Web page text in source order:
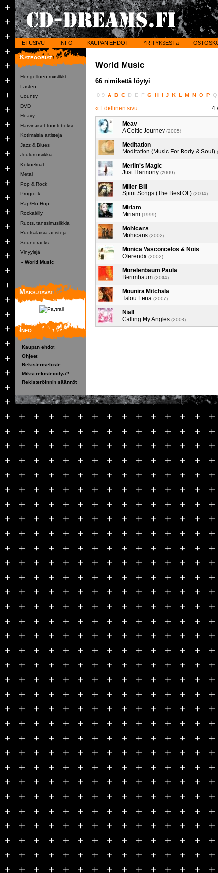
ETUSIVU INFO KAUPAN EHDOT YRITYKSESTä
Kategoriat
Hengellinen musiikki
Lasten
Country
DVD
Heavy
Harvinaiset tuonti-boksit
Kotimaisia artisteja
Jazz & Blues
Joulumusiikkia
Kokoelmat
Metal
Pop & Rock
Progrock
Rap/Hip Hop
Rockabilly
Ruots. tanssimusiikkia
Ruotsalaisia artisteja
Soundtracks
Vinyylejä
» World Music
Maksutavat
Info
Kaupan ehdot
Ohjeet
Rekisteriseloste
Miksi rekisteröityä?
Rekisteröinnin säännöt
World Music
66 nimikettä löytyi
0-9 A B C D E F G H I J K L M N O P Q
« Edellinen sivu 4/
Meav
A Celtic Journey (2005)
Meditation
Meditation (Music For Body & Soul)
Merlin's Magic
Just Harmony (2009)
Miller Bill
Spirit Songs (The Best Of ) (2004)
Miriam
Miriam (1999)
Mohicans
Mohicans (2002)
Monica Vasconcelos & Nois
Oferenda (2002)
Morelenbaum Paula
Berimbaum (2004)
Mounira Mitchala
Talou Lena (2007)
Niall
Calling My Angles (2008)